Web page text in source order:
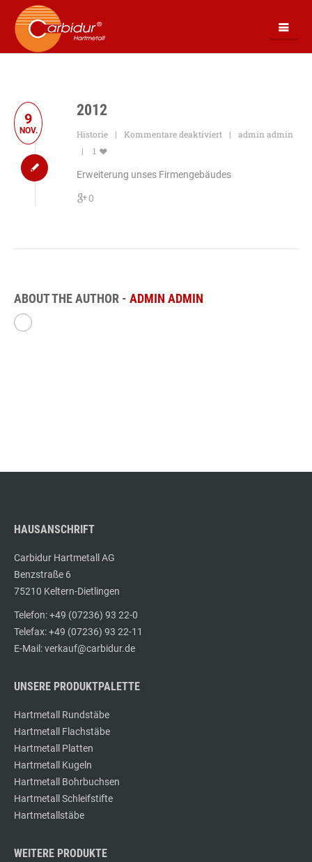
9
NOV.
2012
Historie Kommentare deaktiviert
admin admin
1
Erweiterung unses Firmengebäudes
0
ABOUT THE AUTHOR - ADMIN ADMIN
HAUSANSCHRIFT
Carbidur Hartmetall AG
Benzstraße 6
75210 Keltern-Dietlingen
Telefon: +49 (07236) 93 22-0
Telefax: +49 (07236) 93 22-11
E-Mail: verkauf@carbidur.de
UNSERE PRODUKTPALETTE
Hartmetall Rundstäbe
Hartmetall Flachstäbe
Hartmetall Platten
Hartmetall Kugeln
Hartmetall Bohrbuchsen
Hartmetall Schleifstifte
Hartmetallstäbe
WEITERE PRODUKTE